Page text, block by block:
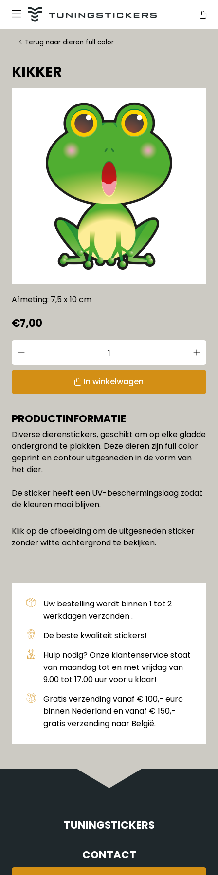
Terug naar dieren full color
KIKKER
Afmeting: 7,5 x 10 cm
€7,00
In winkelwagen
PRODUCTINFORMATIE
Diverse dierenstickers, geschikt om op elke gladde
ondergrond te plakken. Deze dieren zijn full color
geprint en contour uitgesneden in de vorm van
het dier.
De sticker heeft een UV-beschermingslaag zodat
de kleuren mooi blijven.
Klik op de afbeelding om de uitgesneden sticker
zonder witte achtergrond te bekijken.
Uw bestelling wordt binnen 1 tot 2
werkdagen verzonden .
De beste kwaliteit stickers!
Hulp nodig? Onze klantenservice staat
van maandag tot en met vrijdag van
9.00 tot 17.00 uur voor u klaar!
Gratis verzending vanaf € 100,- euro
binnen Nederland en vanaf € 150,-
gratis verzending naar België.
TUNINGSTICKERS
CONTACT